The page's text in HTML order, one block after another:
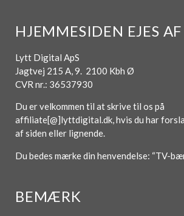
HJEMMESIDEN EJES AF
Lytt Digital ApS
Jagtvej 215 A, 9. 2100 Kbh Ø
CVR nr.: 36537930
Du er velkommen til at skrive til os på
affiliate[@]lyttdigital.dk, hvis du har
af siden eller lignende.
Du bedes mærke din henvendelse: “TV-
BEMÆRK